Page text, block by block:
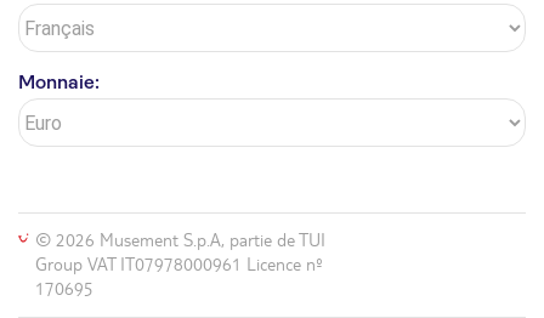
Monnaie:
© 2026 Musement S.p.A, partie de TUI
Group VAT IT07978000961 Licence nº
170695